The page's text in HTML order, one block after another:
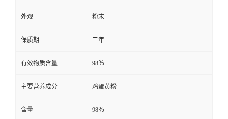
外观 粉末
保质期 二年
有效物质含量 98％
主要营养成分 鸡蛋黄粉
含量 98％